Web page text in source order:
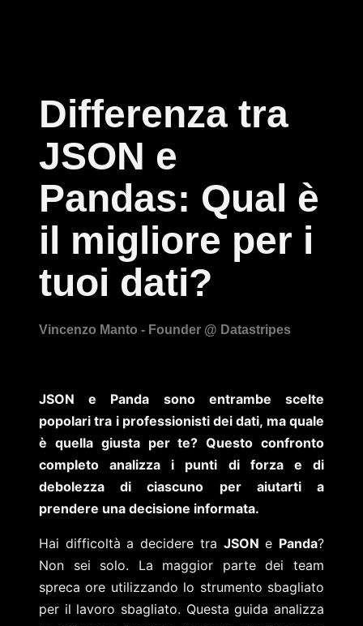
Differenza tra
JSON e
Pandas: Qual è
il migliore per i
tuoi dati?
JSON e Panda sono entrambe scelte
popolari tra i professionisti dei dati, ma quale
è quella giusta per te? Questo confronto
completo analizza i punti di forza e di
debolezza di ciascuno per aiutarti a
prendere una decisione informata.
Hai difficoltà a decidere tra JSON e Panda?
Non sei solo. La maggior parte dei team
spreca ore utilizzando lo strumento sbagliato
per il lavoro sbagliato. Questa guida analizza